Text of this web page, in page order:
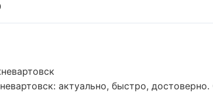
актуально, быстро,